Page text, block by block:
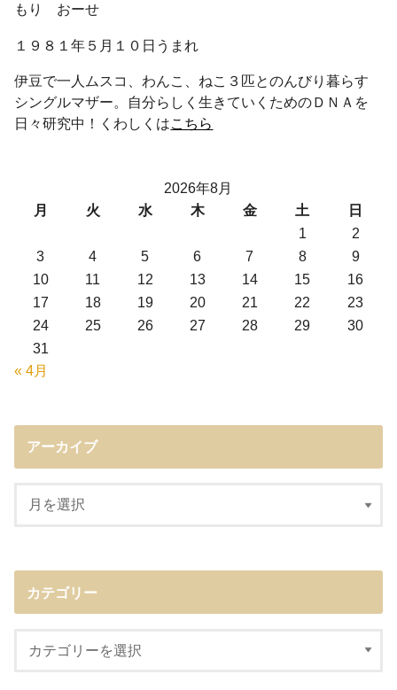
もり おーせ
１９８１年５月１０日うまれ
伊豆で一人ムスコ、わんこ、ねこ３匹とのんびり暮らす
シングルマザー。自分らしく生きていくためのＤＮＡを
日々研究中！くわしくはこちら
2026年8月
月
火 水 木 金 土
日
1
2
3
4 5 6 7 8
9
10
11 12 13 14 15
16
17
18 19 20 21 22
23
24
25 26 27 28 29
30
31
« 4月
アーカイブ
カテゴリー